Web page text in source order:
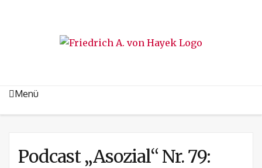
Menü
Podcast „Asozial“ Nr. 79: